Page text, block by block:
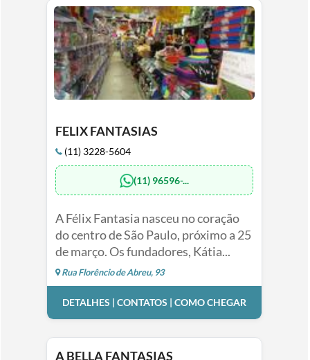
FELIX FANTASIAS
(11) 3228-5604
(11) 96596-...
A Félix Fantasia nasceu no coração
do centro de São Paulo, próximo a 25
de março. Os fundadores, Kátia...
Rua Florêncio de Abreu, 93
DETALHES | CONTATOS | COMO CHEGAR
A BELLA FANTASIAS